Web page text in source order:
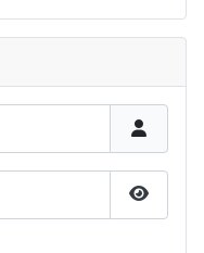
Pokaż